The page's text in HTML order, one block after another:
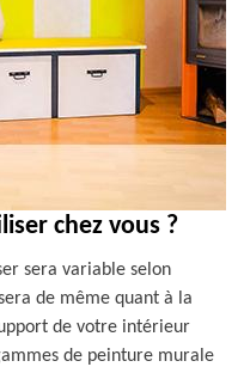
chez vous ?
sera variable selon
de même quant à la
de votre intérieur
de peinture murale